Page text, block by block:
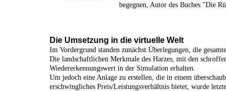
begegnen, Autor des Buches "Die
Die Umsetzung in die virtuelle Welt
Im Vordergrund standen zunächst Überlegungen, die
Die landschaftlichen Merkmale des Harzes, mit den
Wiedererkennungswert in der Simulation erhalten.
Um jedoch eine Anlage zu erstellen, die in einem
erschwingliches Preis/Leistungsverhältnis bietet, wurde